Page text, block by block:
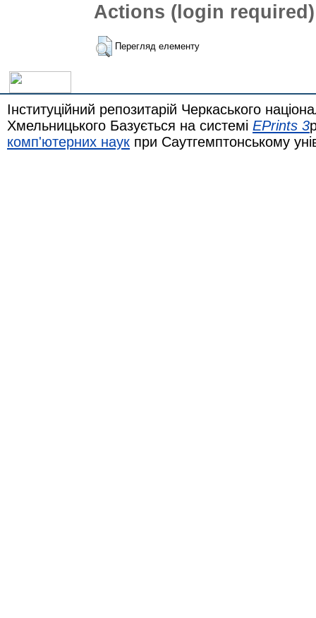
Actions (login required)
Перегляд елементу
Інституційний репозитарій Черкаського
Хмельницького Базується на системі EPrints 3
комп'ютерних наук при Саутгемптонському